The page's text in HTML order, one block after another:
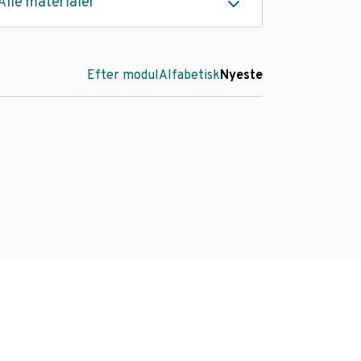
Efter modulAlfabetiskNyeste